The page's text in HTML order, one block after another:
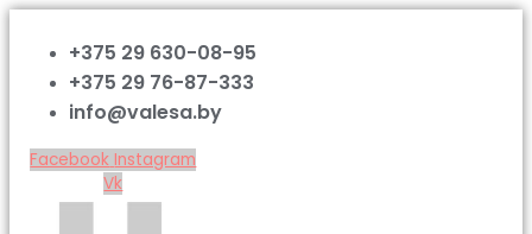
+375 29 630-08-95
+375 29 76-87-333
info@valesa.by
Facebook Instagram
Vk